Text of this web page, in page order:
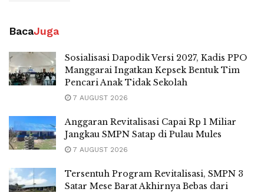
BacaJuga
Sosialisasi Dapodik Versi 2027, Kadis PPO
Manggarai Ingatkan Kepsek Bentuk Tim
Pencari Anak Tidak Sekolah
7 AUGUST 2026
Anggaran Revitalisasi Capai Rp 1 Miliar
Jangkau SMPN Satap di Pulau Mules
7 AUGUST 2026
Tersentuh Program Revitalisasi, SMPN 3
Satar Mese Barat Akhirnya Bebas dari